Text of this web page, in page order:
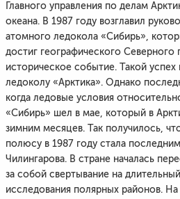
Главного управления по делам
океана. В 1987 году возглавил
атомного ледокола «Сибирь»,
достиг географического
историческое событие. Такой успех
ледоколу «Арктика». Однако
когда ледовые условия
«Сибирь» шел в мае, который в
зимним месяцев. Так получилось,
полюсу в 1987 году стала
Чилингарова. В стране началась
за собой свертывание на
исследования полярных районов. На